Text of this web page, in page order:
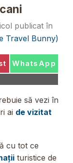
Travel Bunny)
Share
WhatsApp
să vezi în
ai de vizitat
cu tot ce
turistice de